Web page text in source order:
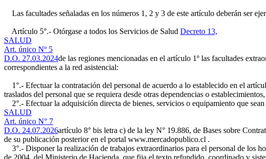
Las facultades señaladas en los números 1, 2 y 3 de este artículo deberán ser
Artículo 5°.- Otórgase a todos los Servicios de Salud Decreto 13,
SALUD
Art. único Nº 5
D.O. 27.03.2024de las regiones mencionadas en el artículo 1º las facultades
correspondientes a la red asistencial:
1°.- Efectuar la contratación del personal de acuerdo a lo establecido en el
traslados del personal que se requiera desde otras dependencias o
2°.- Efectuar la adquisición directa de bienes, servicios o equipamiento que
SALUD
Art. único N° 7
D.O. 24.07.2026artículo 8° bis letra c) de la ley N° 19.886, de Bases sobre
de su publicación posterior en el portal www.mercadopublico.cl .
3°.- Disponer la realización de trabajos extraordinarios para el personal de los
de 2004, del Ministerio de Hacienda, que fija el texto refundido, coordinado y